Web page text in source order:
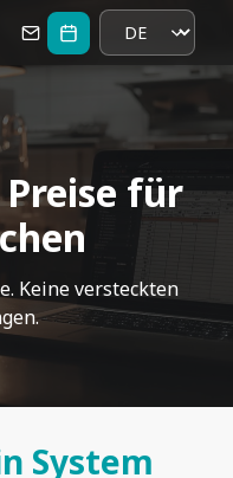
für
Keine versteckten
System